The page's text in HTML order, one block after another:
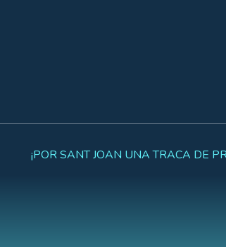
¡POR SANT JOAN UNA TRACA DE